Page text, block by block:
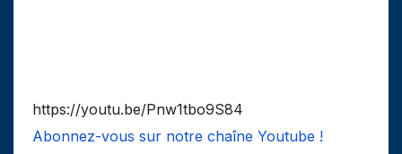
https://youtu.be/Pnw1tbo9S84
Abonnez-vous sur notre chaîne Youtube !